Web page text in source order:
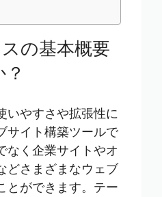
の基本概要
いやすさや拡張性に
サイト構築ツールで
なく企業サイトやオ
どさまざまなウェブ
とができます。テー